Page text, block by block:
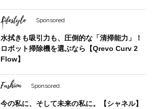
Lifestyle Sponsored
水拭きも吸引力も、圧倒的な「清掃能力」！
ロボット掃除機を選ぶなら【Qrevo Curv 2
Flow】
Fashion Sponsored
今の私に、そして未来の私に。【シャネル】